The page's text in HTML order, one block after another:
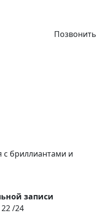
Позвонить
бриллиантами и
записи
/24